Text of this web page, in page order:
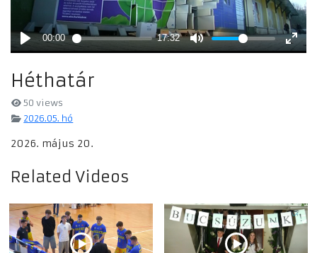
Héthatár
50 views
2026.05. hó
2026. május 20.
Related Videos